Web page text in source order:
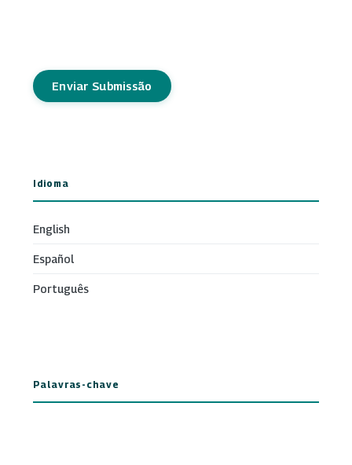
Enviar Submissão
Idioma
English
Español
Português
Palavras-chave